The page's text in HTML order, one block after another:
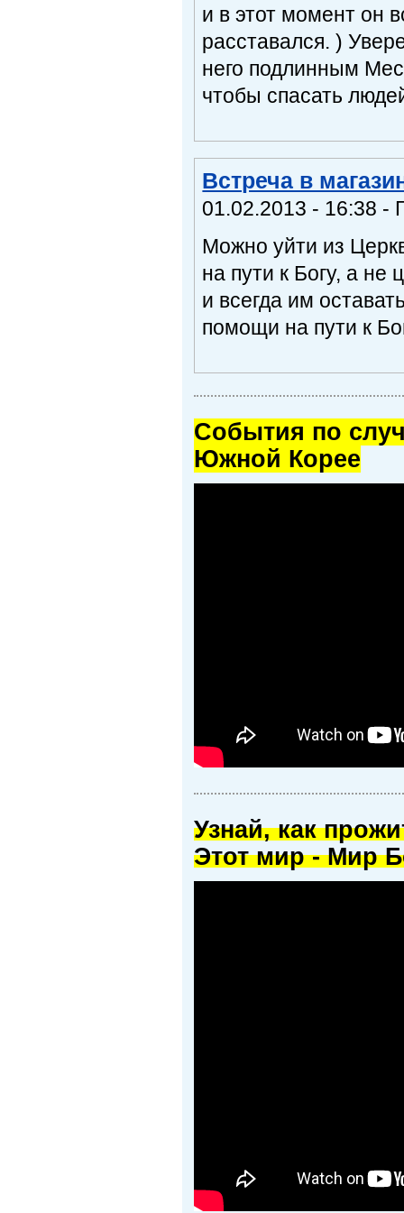
и в этот момент он
расставался. )
него подлинным
чтобы спасать
Встреча в
01.02.2013 - 16:38 -
Можно уйти из
на пути к Богу, а не
и всегда им
помощи на пути к
Cобытия по
Южной Корее
Узнай, как
Этот мир - Мир